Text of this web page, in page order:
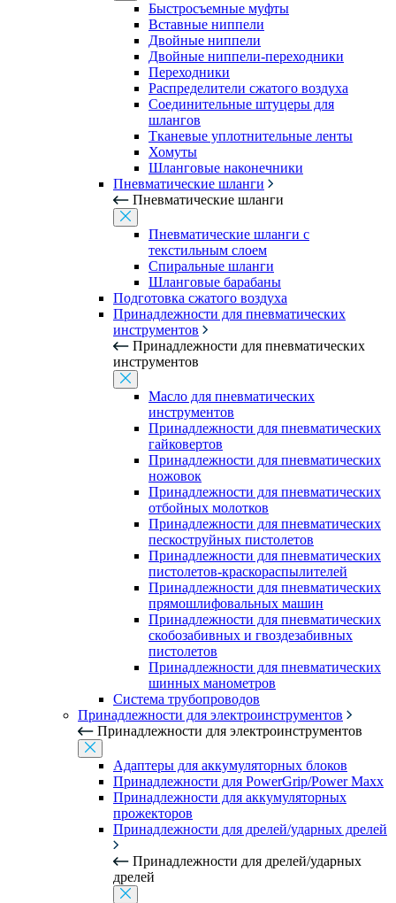
Быстросъемные муфты
Вставные ниппели
Двойные ниппели
Двойные ниппели-переходники
Переходники
Распределители сжатого воздуха
Соединительные штуцеры для
шлангов
Тканевые уплотнительные ленты
Хомуты
Шланговые наконечники
Пневматические шланги
Пневматические шланги
Пневматические шланги с
текстильным слоем
Спиральные шланги
Шланговые барабаны
Подготовка сжатого воздуха
Принадлежности для пневматических
инструментов
Принадлежности для пневматических
инструментов
Масло для пневматических
инструментов
Принадлежности для пневматических
гайковертов
Принадлежности для пневматических
ножовок
Принадлежности для пневматических
отбойных молотков
Принадлежности для пневматических
пескоструйных пистолетов
Принадлежности для пневматических
пистолетов-краскораспылителей
Принадлежности для пневматических
прямошлифовальных машин
Принадлежности для пневматических
скобозабивных и гвоздезабивных
пистолетов
Принадлежности для пневматических
шинных манометров
Система трубопроводов
Принадлежности для электроинструментов
Принадлежности для электроинструментов
Адаптеры для аккумуляторных блоков
Принадлежности для PowerGrip/Power Maxx
Принадлежности для аккумуляторных
прожекторов
Принадлежности для дрелей/ударных дрелей
Принадлежности для дрелей/ударных
дрелей